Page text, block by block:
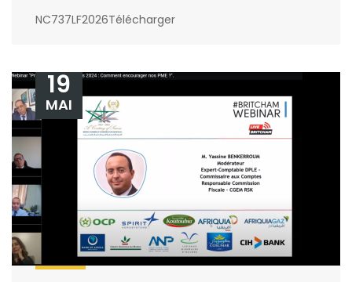
NC737LF2026Télécharger
19
MAI